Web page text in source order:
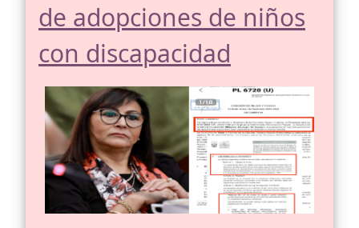
de adopciones de niños
con discapacidad